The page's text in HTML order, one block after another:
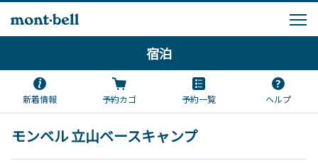
宿泊
新着情報 予約カゴ 予約一覧 ヘルプ
モンベル 立山ベースキャンプ